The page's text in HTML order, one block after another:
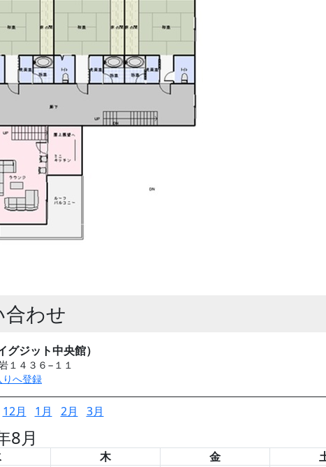
わせ
ジット中央館）
１４３６−１１
りへ登録
12月 1月 2月 3月
8月
木 金